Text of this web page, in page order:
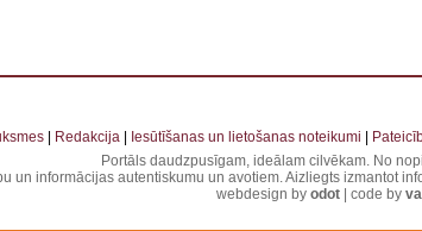
Redakcija Iesūtīšanas un lietošanas noteikumi
Portāls daudzpusīgam, ideālam cilvēkam. No
un informācijas autentiskumu un avotiem. Aizliegts izmantot
webdesign by odot | code by